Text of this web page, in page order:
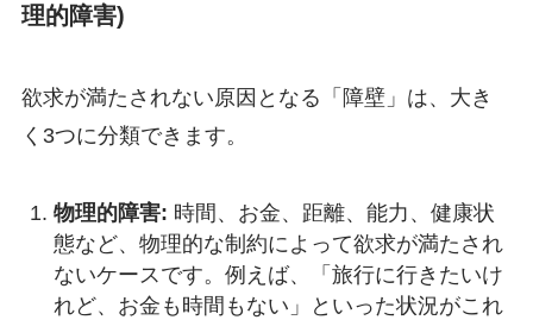
理的障害)
欲求が満たされない原因となる「障壁」は、大き
く3つに分類できます。
物理的障害: 時間、お金、距離、能力、健康状
態など、物理的な制約によって欲求が満たされ
ないケースです。例えば、「旅行に行きたいけ
れど、お金も時間もない」といった状況がこれ